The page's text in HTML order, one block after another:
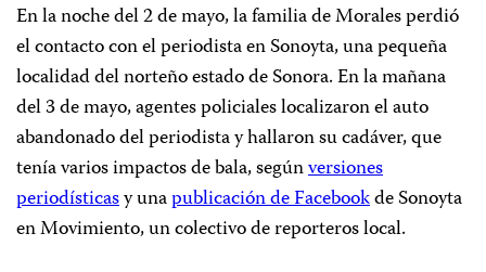
En la noche del 2 de mayo, la familia de Morales perdió
el contacto con el periodista en Sonoyta, una pequeña
localidad del norteño estado de Sonora. En la mañana
del 3 de mayo, agentes policiales localizaron el auto
abandonado del periodista y hallaron su cadáver, que
tenía varios impactos de bala, segúnversiones
periodísticasy unapublicación de Facebookde Sonoyta
en Movimiento, un colectivo de reporteros local.